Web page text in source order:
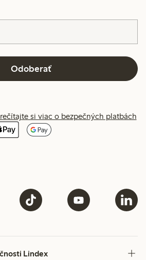
Odoberať
si viac o bezpečných platbách
Lindex